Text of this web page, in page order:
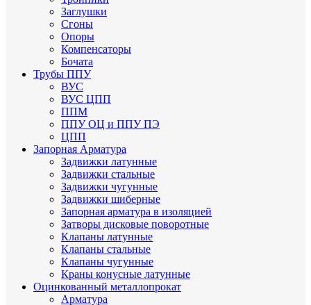
Заглушки
Сгоны
Опоры
Компенсаторы
Бочата
Трубы ППУ
ВУС
ВУС ЦПП
ППМ
ППУ ОЦ и ППУ ПЭ
ЦПП
Запорная Арматура
Задвижки латунные
Задвижки стальные
Задвижки чугунные
Задвижки шиберные
Запорная арматура в изоляцией
Затворы дисковые поворотные
Клапаны латунные
Клапаны стальные
Клапаны чугунные
Краны конусные латунные
Оцинкованный металлопрокат
Арматура